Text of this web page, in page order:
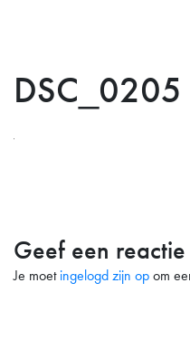
DSC_0205
Geef een reactie
Je moetingelogd zijn opom